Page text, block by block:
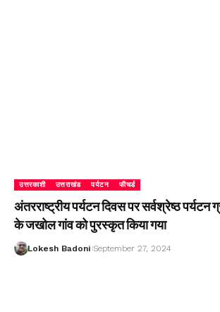
उत्तरकाशी उत्तराखंड पर्यटन फीचर्ड
अंतरराष्ट्रीय पर्यटन दिवस पर सर्वश्रेष्ठ पर्यटन
के जखोल गांव को पुरस्कृत किया गया
Lokesh Badoni September 27, 2024